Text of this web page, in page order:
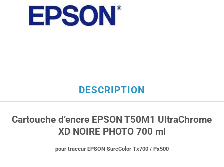
DESCRIPTION
Cartouche d’encre EPSON T50M1 UltraChrome
XD NOIRE PHOTO 700 ml
pour traceur EPSON SureColor Tx700 / Px500